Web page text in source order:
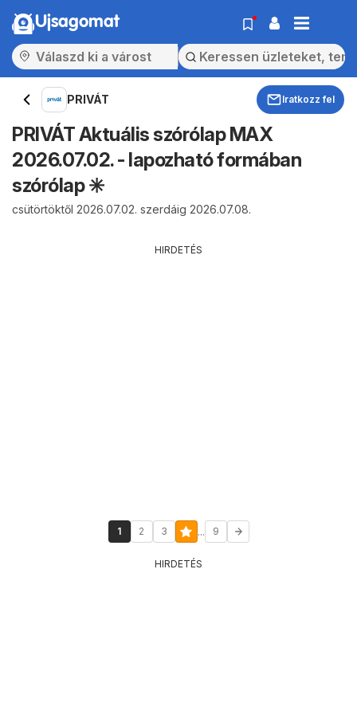
Ujsagomat
PRIVÁT Iratkozz fel
PRIVÁT Aktuális szórólap MAX
2026.07.02. - lapozható formában
szórólap ✳️
csütörtöktől 2026.07.02. szerdáig 2026.07.08.
HIRDETÉS
1 2 3 ... 9
HIRDETÉS